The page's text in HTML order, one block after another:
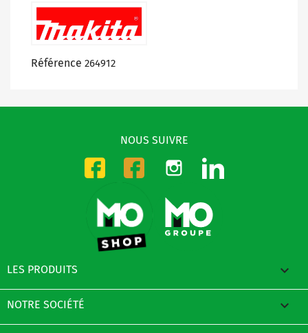
Référence 264912
NOUS SUIVRE
Facebook-CMOFacebook-DMO
Instagram
LES PRODUITS 
NOTRE SOCIÉTÉ 